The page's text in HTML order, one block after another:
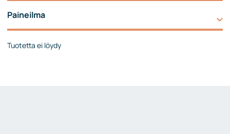
Paineilma
Tuotetta ei löydy